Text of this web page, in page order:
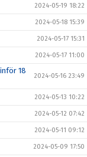
2024-05-19 18:22
2024-05-18 15:39
2024-05-17 15:31
2024-05-17 11:00
18
2024-05-16 23:49
2024-05-13 10:22
2024-05-12 07:42
2024-05-11 09:12
2024-05-09 17:50